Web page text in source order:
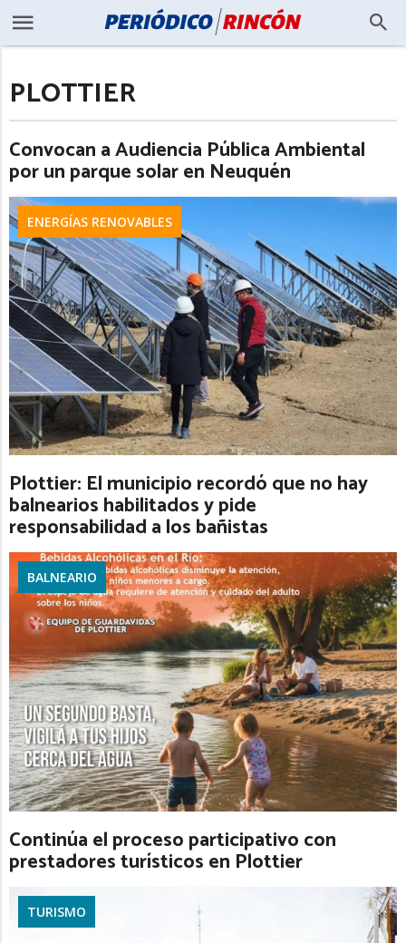
PLOTTIER
Convocan a Audiencia Pública Ambiental
por un parque solar en Neuquén
ENERGÍAS RENOVABLES
Plottier: El municipio recordó que no hay
balnearios habilitados y pide
responsabilidad a los bañistas
BALNEARIO
Continúa el proceso participativo con
prestadores turísticos en Plottier
TURISMO